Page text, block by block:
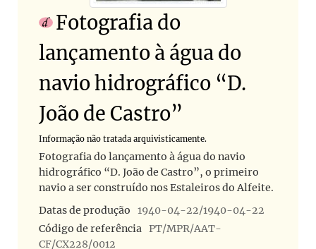
Fotografia do
lançamento à água do
navio hidrográfico “D.
João de Castro”
Informação não tratada arquivisticamente.
Fotografia do lançamento à água do navio
hidrográfico “D. João de Castro”, o primeiro
navio a ser construído nos Estaleiros do Alfeite.
Datas de produção
1940-04-22/1940-04-22
Código de referência PT/MPR/AAT-
CF/CX228/0012